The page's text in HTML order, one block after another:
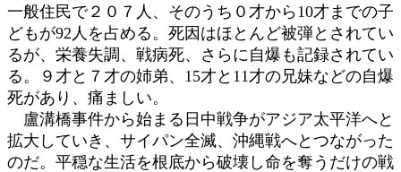
一般住民で２０７人、そのうち０才から10才までの子
どもが92人を占める。死因はほとんど被弾とされてい
るが、栄養失調、戦病死、さらに自爆も記録されてい
る。９才と７才の姉弟、15才と11才の兄妹などの自爆
死があり、痛ましい。
盧溝橋事件から始まる日中戦争がアジア太平洋へと
拡大していき、サイパン全滅、沖縄戦へとつながった
のだ。平穏な生活を根底から破壊し命を奪うだけの戦